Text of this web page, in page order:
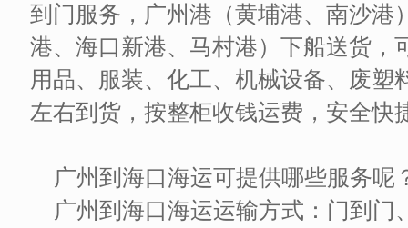
到门服务，广州港（黄埔港、南沙港
港、海口新港、马村港）下船送货，
用品、服装、化工、机械设备、废塑
左右到货，按整柜收钱运费，安全快
广州到海口海运可提供哪些服务呢
广州到海口海运运输方式：门到门